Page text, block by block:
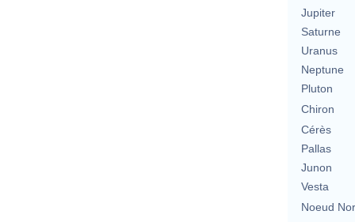
Jupiter
Saturne
Uranus
Neptune
Pluton
Chiron
Cérès
Pallas
Junon
Vesta
Noeud